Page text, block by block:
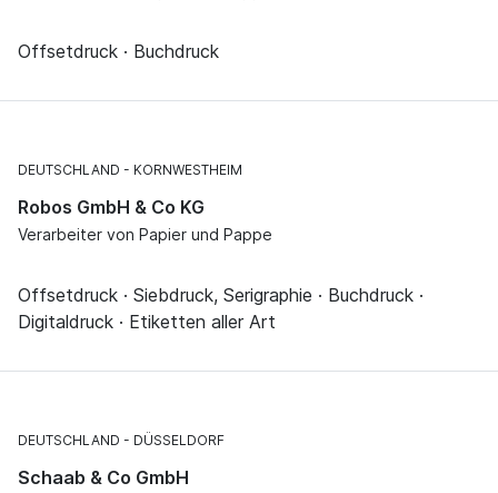
Offsetdruck · Buchdruck
DEUTSCHLAND KORNWESTHEIM
Robos GmbH & Co KG
Verarbeiter von Papier und Pappe
Offsetdruck · Siebdruck, Serigraphie · Buchdruck ·
Digitaldruck · Etiketten aller Art
DEUTSCHLAND DÜSSELDORF
Schaab & Co GmbH